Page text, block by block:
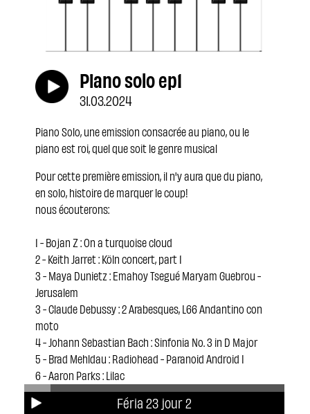
Féria 23 jour 2
Piano solo ep1
31.03.2024
Piano Solo, une emission consacrée au piano, ou le
piano est roi, quel que soit le genre musical
Pour cette première emission, il n'y aura que du piano,
en solo, histoire de marquer le coup!
nous écouterons:
1 - Bojan Z : On a turquoise cloud
2 - Keith Jarret : Köln concert, part 1
3 - Maya Dunietz : Emahoy Tsegué Maryam Guebrou -
Jerusalem
3 - Claude Debussy : 2 Arabesques, L66 Andantino con
moto
4 - Johann Sebastian Bach : Sinfonia No. 3 in D Major
5 - Brad Mehldau : Radiohead - Paranoid Android I
6 - Aaron Parks : Lilac
7 - Georges Gershwin : Lullaby